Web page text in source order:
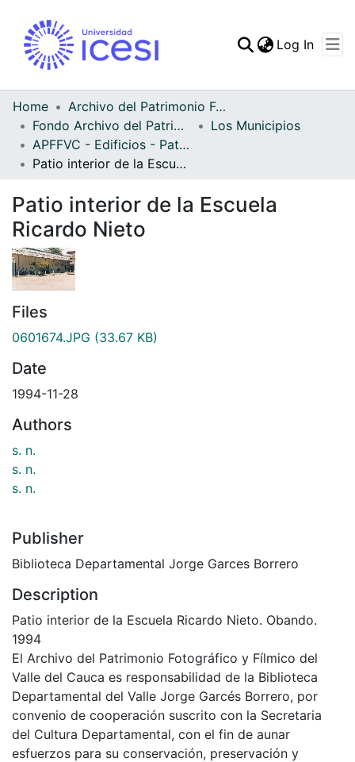
Statistics
Log In
Home
Archivo del Patrimonio Fotográfico y Fílmico del Valle del Cauca
Fondo Archivo del Patrimonio Fotográfico y Fílmico del Valle del Cauca
Los Municipios
APFFVC - Edificios - Patrimonial
Patio interior de la Escuela Ricardo Nieto
Patio interior de la Escuela
Ricardo Nieto
Files
0601674.JPG (33.67 KB)
Date
1994-11-28
Authors
s. n.
s. n.
s. n.
Publisher
Biblioteca Departamental Jorge Garces Borrero
Description
Patio interior de la Escuela Ricardo Nieto. Obando.
1994
El Archivo del Patrimonio Fotográfico y Fílmico del
Valle del Cauca es responsabilidad de la Biblioteca
Departamental del Valle Jorge Garcés Borrero, por
convenio de cooperación suscrito con la Secretaria
del Cultura Departamental, con el fin de aunar
esfuerzos para su conservación, preservación y